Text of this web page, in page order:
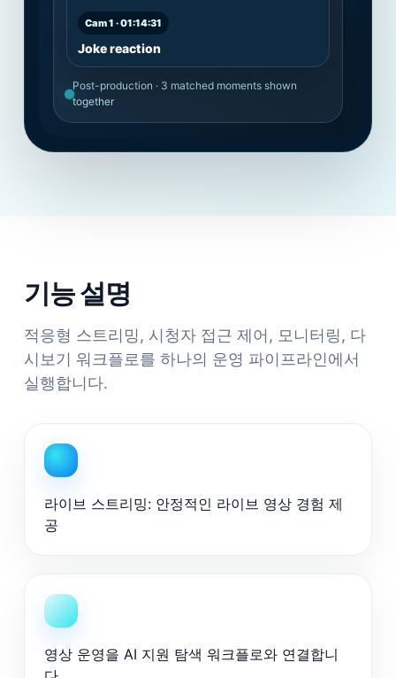
Cam 1 · 01:14:31
Joke reaction
Post-production · 3 matched moments shown
together
기능 설명
적응형 스트리밍, 시청자 접근 제어, 모니터링, 다
시보기 워크플로를 하나의 운영 파이프라인에서
실행합니다.
라이브 스트리밍: 안정적인 라이브 영상 경험 제
공
영상 운영을 AI 지원 탐색 워크플로와 연결합니